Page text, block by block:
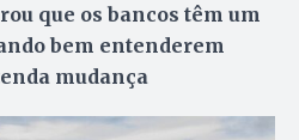
que os bancos têm um
bem entenderem
mudança